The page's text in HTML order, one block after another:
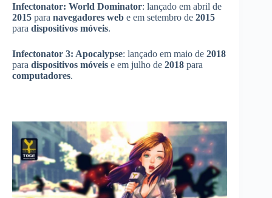
Infectonator: World Dominator: lançado em abril de
2015 para navegadores web e em setembro de 2015
para dispositivos móveis.
Infectonator 3: Apocalypse: lançado em maio de 2018
para dispositivos móveis e em julho de 2018 para
computadores.